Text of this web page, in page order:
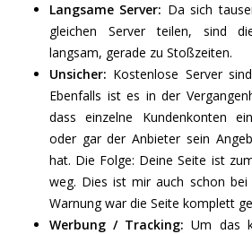
Langsame Server: Da sich
gleichen Server teilen, sind
langsam, gerade zu Stoßzeiten.
Unsicher: Kostenlose Server
Ebenfalls ist es in der
dass einzelne Kundenkonten
oder gar der Anbieter sein
hat. Die Folge: Deine Seite ist
weg. Dies ist mir auch schon bei
Warnung war die Seite komplett
Werbung / Tracking: Um das